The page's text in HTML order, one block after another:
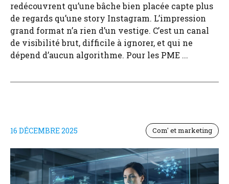
redécouvrent qu’une bâche bien placée capte plus
de regards qu’une story Instagram. L’impression
grand format n’a rien d’un vestige. C’est un canal
de visibilité brut, difficile à ignorer, et qui ne
dépend d’aucun algorithme. Pour les PME ...
16 DÉCEMBRE 2025 Com' et marketing